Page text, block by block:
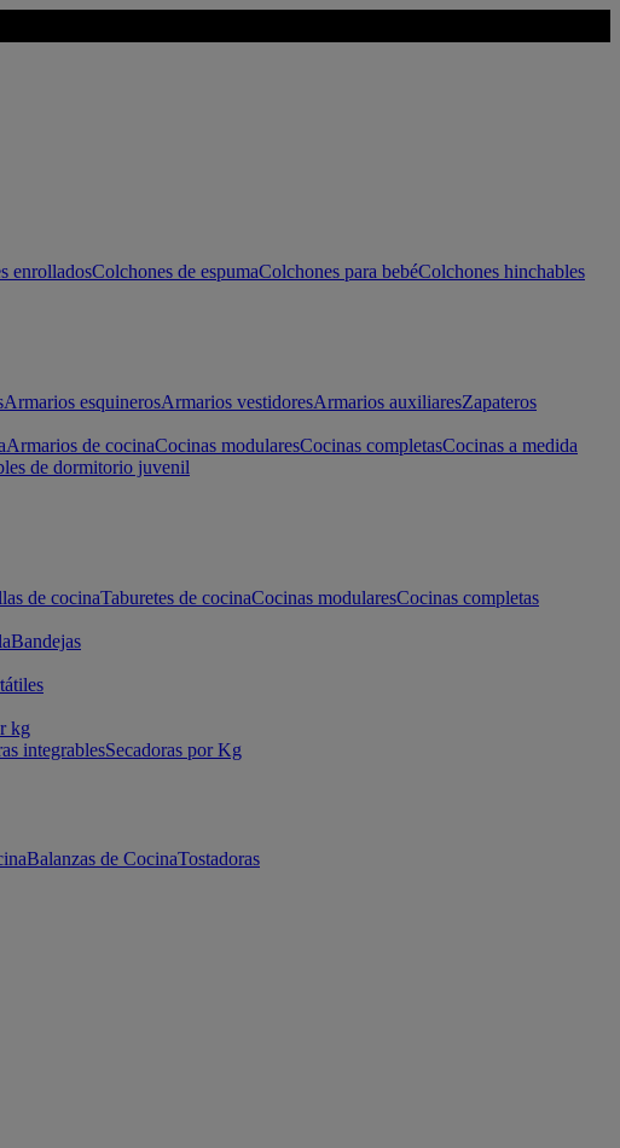
enrolladosColchones de espumaColchones para bebéColchones hinchables
Armarios esquinerosArmarios vestidoresArmarios auxiliaresZapateros
Armarios de cocinaCocinas modularesCocinas completasCocinas a medida
de dormitorio juvenil
de cocinaTaburetes de cocinaCocinas modularesCocinas completas
Bandejas
kg
integrablesSecadoras por Kg
Balanzas de CocinaTostadoras